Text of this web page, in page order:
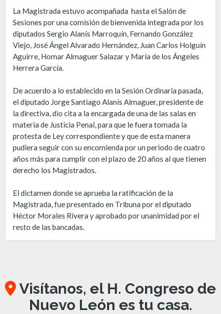
La Magistrada estuvo acompañada hasta el Salón de
Sesiones por una comisión de bienvenida integrada por los
diputados Sergio Alanís Marroquín, Fernando González
Viejo, José Ángel Alvarado Hernández, Juan Carlos Holguín
Aguirre, Homar Almaguer Salazar y María de los Ángeles
Herrera García.
De acuerdo a lo establecido en la Sesión Ordinaria pasada,
el diputado Jorge Santiago Alanís Almaguer, presidente de
la directiva, dio cita a la encargada de una de las salas en
materia de Justicia Penal, para que le fuera tomada la
protesta de Ley correspondiente y que de esta manera
pudiera seguir con su encomienda por un periodo de cuatro
años más para cumplir con el plazo de 20 años al que tienen
derecho los Magistrados.
El dictamen donde se aprueba la ratificación de la
Magistrada, fue presentado en Tribuna por el diputado
Héctor Morales Rivera y aprobado por unanimidad por el
resto de las bancadas.
Visítanos, el H. Congreso de
Nuevo León es tu casa.